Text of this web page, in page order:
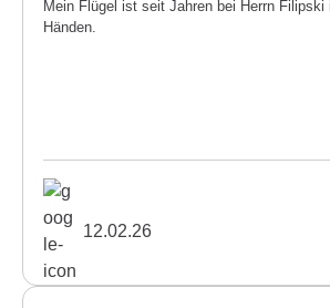
Mein Flügel ist seit Jahren bei Herrn Filipski
Händen.
12.02.26